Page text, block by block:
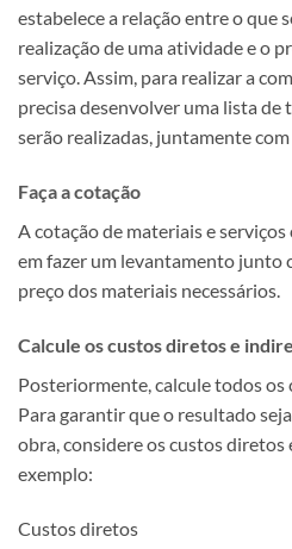
estabelece a relação entre o que
realização de uma atividade e o
serviço. Assim, para realizar a
precisa desenvolver uma lista de
serão realizadas, juntamente
Faça a cotação
A cotação de materiais e
em fazer um levantamento junto
preço dos materiais necessários.
Calcule os custos diretos e
Posteriormente, calcule todos os
Para garantir que o resultado
obra, considere os custos
exemplo:
Custos diretos